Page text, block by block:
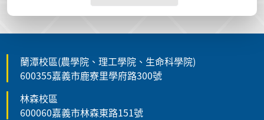
蘭潭校區(農學院、理工學院、生命科學院)
600355嘉義市鹿寮里學府路300號
林森校區
600060嘉義市林森東路151號